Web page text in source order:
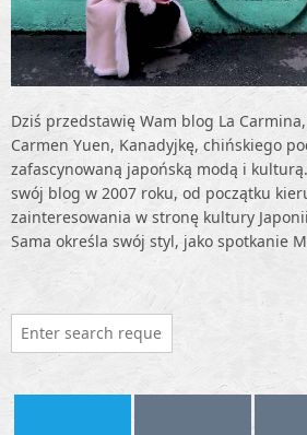
Dziś przedstawię Wam blog La
Carmen Yuen, Kanadyjkę, chińskiego
zafascynowaną japońską modą i kulturą.
swój blog w 2007 roku, od początku
zainteresowania w stronę kultury
Sama określa swój styl, jako spotkanie